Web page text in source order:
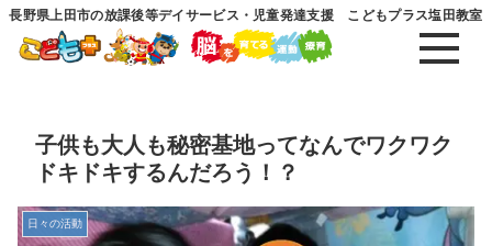
長野県上田市の放課後等デイサービス・児童発達支援 こどもプラス塩田教室
子供も大人も秘密基地ってなんでワクワク
ドキドキするんだろう！？
日々の活動